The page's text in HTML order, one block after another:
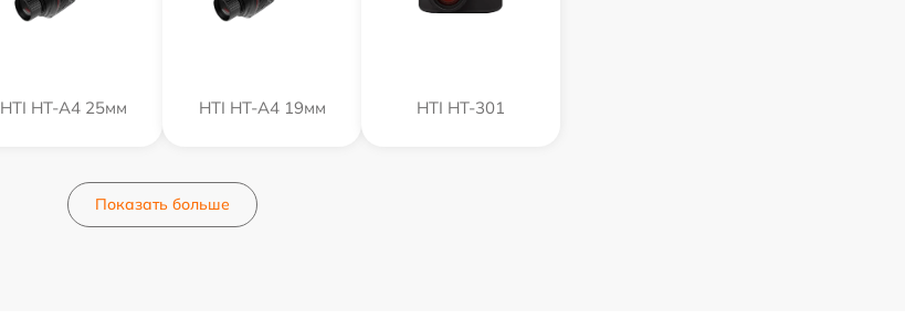
HTI HT-A4 25мм HTI HT-A4 19мм HTI HT-301
Показать больше